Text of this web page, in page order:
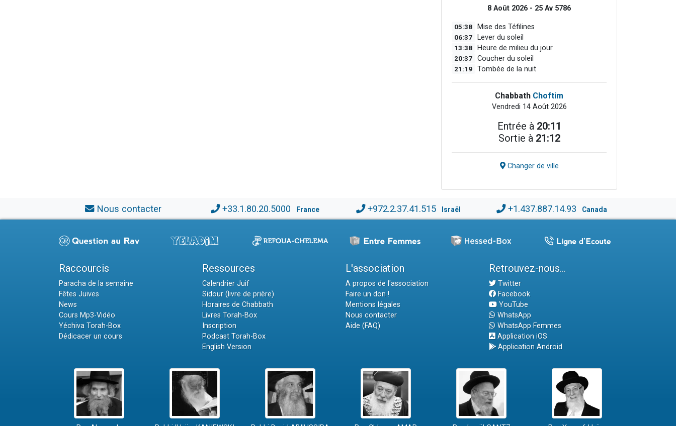
8 Août 2026 - 25 Av 5786
05:38 Mise des Téfilines
06:37 Lever du soleil
13:38 Heure de milieu du jour
20:37 Coucher du soleil
21:19 Tombée de la nuit
Chabbath Choftim
Vendredi 14 Août 2026
Entrée à 20:11
Sortie à 21:12
Changer de ville
Nous contacter +33.1.80.20.5000 France +972.2.37.41.515 Israël +1.437.887.14.93 Canada
Raccourcis
Paracha de la semaine
Fêtes Juives
News
Cours Mp3-Vidéo
Yéchiva Torah-Box
Dédicacer un cours
Ressources
Calendrier Juif
Sidour (livre de prière)
Horaires de Chabbath
Livres Torah-Box
Inscription
Podcast Torah-Box
English Version
L'association
A propos de l'association
Faire un don !
Mentions légales
Nous contacter
Aide (FAQ)
Retrouvez-nous...
Twitter
Facebook
YouTube
WhatsApp
WhatsApp Femmes
Application iOS
Application Android